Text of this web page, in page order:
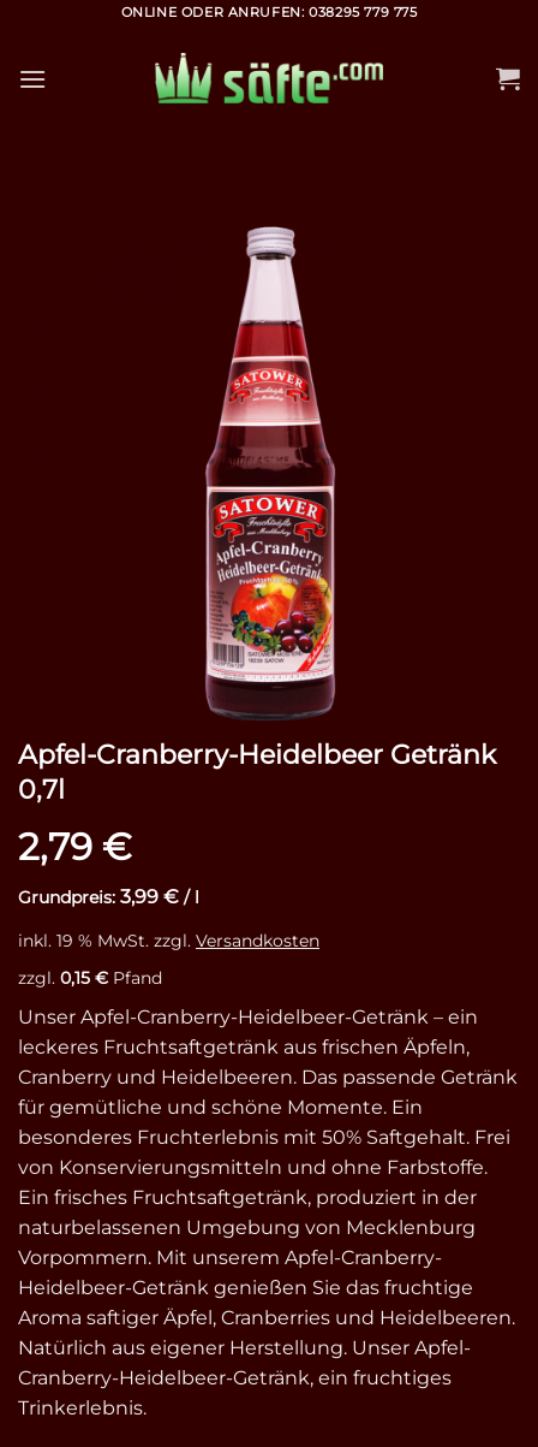
springen
ONLINE ODER ANRUFEN: 038295 779 775
Apfel-Cranberry-Heidelbeer Getränk
0,7l
2,79 €
Grundpreis: 3,99 € / l
inkl. 19 % MwSt. zzgl. Versandkosten
zzgl. 0,15 €Pfand
Unser Apfel-Cranberry-Heidelbeer-Getränk – ein
leckeres Fruchtsaftgetränk aus frischen Äpfeln,
Cranberry und Heidelbeeren. Das passende Getränk
für gemütliche und schöne Momente. Ein
besonderes Fruchterlebnis mit 50% Saftgehalt. Frei
von Konservierungsmitteln und ohne Farbstoffe.
Ein frisches Fruchtsaftgetränk, produziert in der
naturbelassenen Umgebung von Mecklenburg
Vorpommern. Mit unserem Apfel-Cranberry-
Heidelbeer-Getränk genießen Sie das fruchtige
Aroma saftiger Äpfel, Cranberries und Heidelbeeren.
Natürlich aus eigener Herstellung. Unser Apfel-
Cranberry-Heidelbeer-Getränk, ein fruchtiges
Trinkerlebnis.